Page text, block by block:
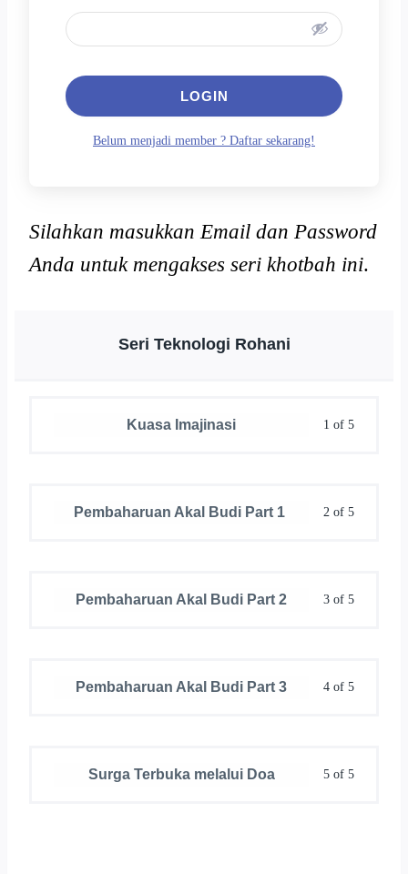
LOGIN
Belum menjadi member ? Daftar sekarang!
Silahkan masukkan Email dan Password
Anda untuk mengakses seri khotbah ini.
Seri Teknologi Rohani
1 of 5
Kuasa Imajinasi
2 of 5
Pembaharuan Akal Budi Part 1
3 of 5
Pembaharuan Akal Budi Part 2
4 of 5
Pembaharuan Akal Budi Part 3
5 of 5
Surga Terbuka melalui Doa